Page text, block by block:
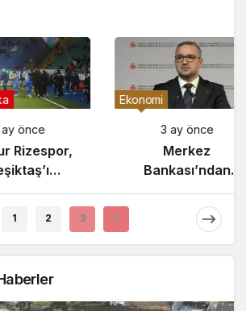
Son Dakika
3 ay önce
Çaykur Rizespor,
Beşiktaş’ı
Ağırlıyor!
1 2 3 4